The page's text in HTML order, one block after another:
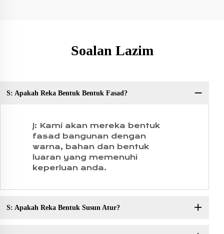
Soalan Lazim
S: Apakah Reka Bentuk Bentuk Fasad?
J: Kami akan mereka bentuk
fasad bangunan dengan
warna, bahan dan bentuk
luaran yang memenuhi
keperluan anda.
S: Apakah Reka Bentuk Susun Atur?